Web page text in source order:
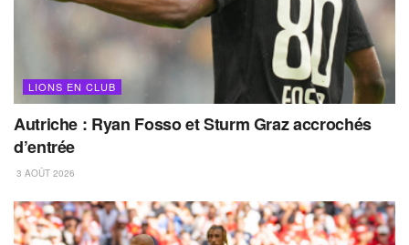
LIONS EN CLUB
Autriche : Ryan Fosso et Sturm Graz accrochés
d’entrée
3 AOÛT 2026